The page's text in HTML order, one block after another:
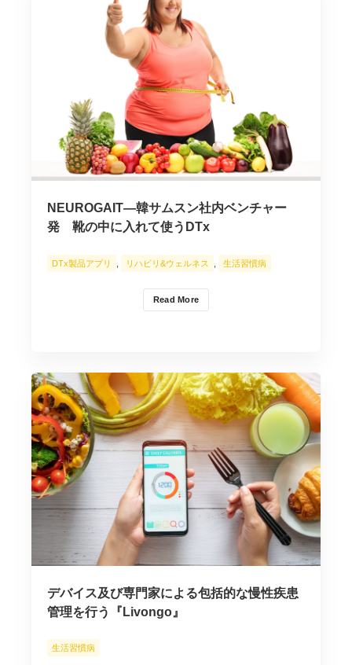
NEUROGAIT―韓サムスン社内ベンチャー
発 靴の中に入れて使うDTx
Read More
DTx製品アプリ リハビリ&ウェルネス 生活習慣病
デバイス及び専門家による包括的な慢性疾患
管理を行う『Livongo』
生活習慣病